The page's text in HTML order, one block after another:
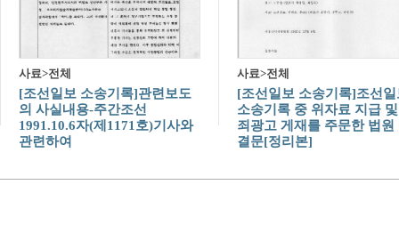
사료>전체
[조선일보 소송기록]관련보도
의 사실내용-주간조선
1991.10.6자(제1171호)기사와
관련하여
사료>전체
[조선일보 소송기록]조선일
소송기록 중 위자료 지급
죄광고 게재를 주문한 법원
결문[정리본]